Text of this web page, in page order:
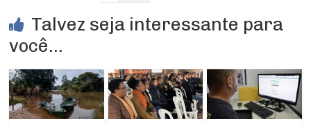
Talvez seja interessante para
você...